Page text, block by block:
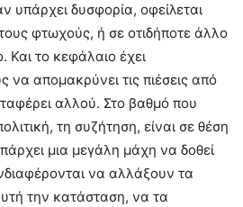
υπάρχει δυσφορία, οφείλεται
φτωχούς, ή σε οτιδήποτε άλλο
Και το κεφάλαιο έχει
να απομακρύνει τις πιέσεις από
αλλού. Στο βαθμό που
τη συζήτηση, είναι σε θέση
μια μεγάλη μάχη να δοθεί
να αλλάξουν τα
την κατάσταση, να τα